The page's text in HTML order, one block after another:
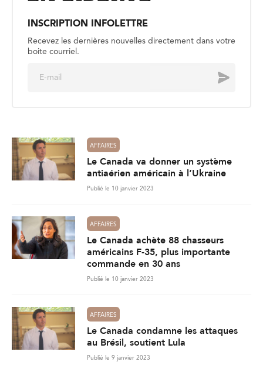
INSCRIPTION INFOLETTRE
Recevez les dernières nouvelles directement dans votre
boite courriel.
Envoyer
AFFAIRES
Le Canada va donner un système
antiaérien américain à l’Ukraine
Publié le 10 janvier 2023
AFFAIRES
Le Canada achète 88 chasseurs
américains F-35, plus importante
commande en 30 ans
Publié le 10 janvier 2023
AFFAIRES
Le Canada condamne les attaques
au Brésil, soutient Lula
Publié le 9 janvier 2023